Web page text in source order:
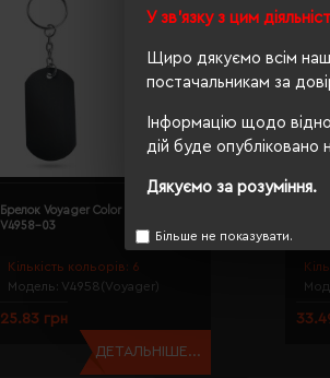
У зв'язку з цим
Щиро дякуємо всім
постачальникам за
Інформацію щодо
дій буде опубліковано
Дякуємо за розуміння.
Більше не показувати.
Кількість кольорів: 6
Модель: V4958(Voyager)
Брелок Voyager Color чорний -
V4958-03
25.83 грн
ДЕТАЛЬНІШЕ...